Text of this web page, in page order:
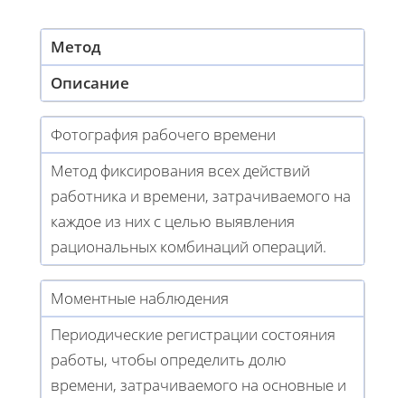
Метод
Описание
Фотография рабочего времени
Метод фиксирования всех действий
работника и времени, затрачиваемого на
каждое из них с целью выявления
рациональных комбинаций операций.
Моментные наблюдения
Периодические регистрации состояния
работы, чтобы определить долю
времени, затрачиваемого на основные и